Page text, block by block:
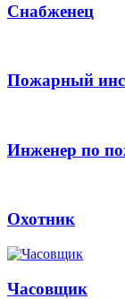
Снабженец
Пожарный
Инженер по
Охотник
Часовщик